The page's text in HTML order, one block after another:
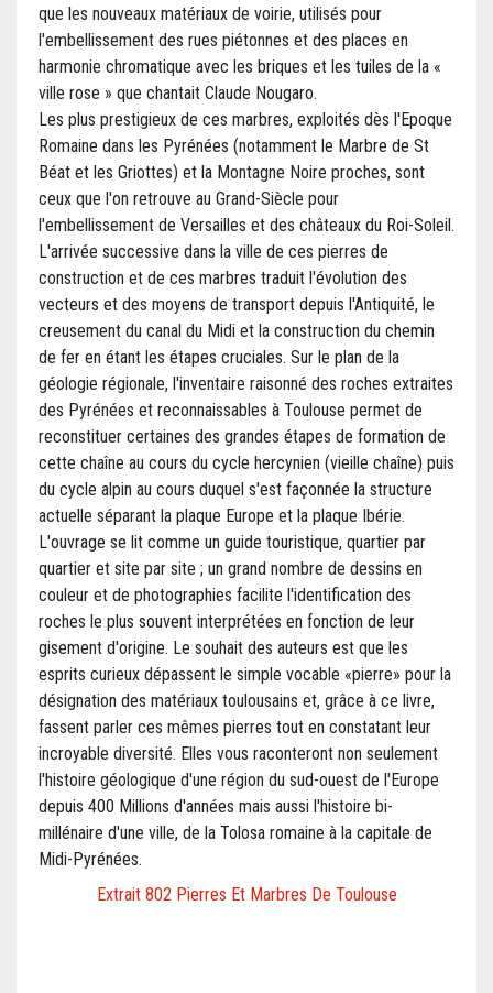
que les nouveaux matériaux de voirie, utilisés pour
l'embellissement des rues piétonnes et des places en
harmonie chromatique avec les briques et les tuiles de la «
ville rose » que chantait Claude Nougaro.
Les plus prestigieux de ces marbres, exploités dès l'Epoque
Romaine dans les Pyrénées (notamment le Marbre de St
Béat et les Griottes) et la Montagne Noire proches, sont
ceux que l'on retrouve au Grand-Siècle pour
l'embellissement de Versailles et des châteaux du Roi-Soleil.
L'arrivée successive dans la ville de ces pierres de
construction et de ces marbres traduit l'évolution des
vecteurs et des moyens de transport depuis l'Antiquité, le
creusement du canal du Midi et la construction du chemin
de fer en étant les étapes cruciales. Sur le plan de la
géologie régionale, l'inventaire raisonné des roches extraites
des Pyrénées et reconnaissables à Toulouse permet de
reconstituer certaines des grandes étapes de formation de
cette chaîne au cours du cycle hercynien (vieille chaîne) puis
du cycle alpin au cours duquel s'est façonnée la structure
actuelle séparant la plaque Europe et la plaque Ibérie.
L'ouvrage se lit comme un guide touristique, quartier par
quartier et site par site ; un grand nombre de dessins en
couleur et de photographies facilite l'identification des
roches le plus souvent interprétées en fonction de leur
gisement d'origine. Le souhait des auteurs est que les
esprits curieux dépassent le simple vocable «pierre» pour la
désignation des matériaux toulousains et, grâce à ce livre,
fassent parler ces mêmes pierres tout en constatant leur
incroyable diversité. Elles vous raconteront non seulement
l'histoire géologique d'une région du sud-ouest de l'Europe
depuis 400 Millions d'années mais aussi l'histoire bi-
millénaire d'une ville, de la Tolosa romaine à la capitale de
Midi-Pyrénées.
Extrait 802 Pierres Et Marbres De Toulouse